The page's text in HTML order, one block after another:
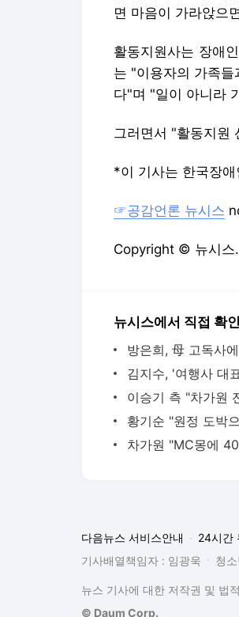
면 마음이 가라앉으
활동지원사는 장애
는 "이용자의 가족
다"며 "일이 아니라
그러면서 "활동지원
*이 기사는 한국장
☞공감언론 뉴시스
Copyright © 뉴시스
뉴시스에서 직접 확
방은희, 母 고독사
다음뉴스 서비스안내 24시간
기사배열책임자 : 임광욱
청
뉴스 기사에 대한 저작권 및 법
© Daum Corp.